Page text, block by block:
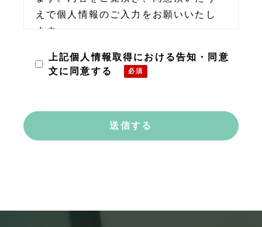
えで個人情報のご入力をお願いいたし
ます。
当社の個人情報に関する管理者
〒101-0035 東京都千代田区神田紺屋
町15 グランファースト神田紺屋町5階
社名・部署名・役職名・お名前・メー
上記個人情報取得における告知・同意
文に同意する